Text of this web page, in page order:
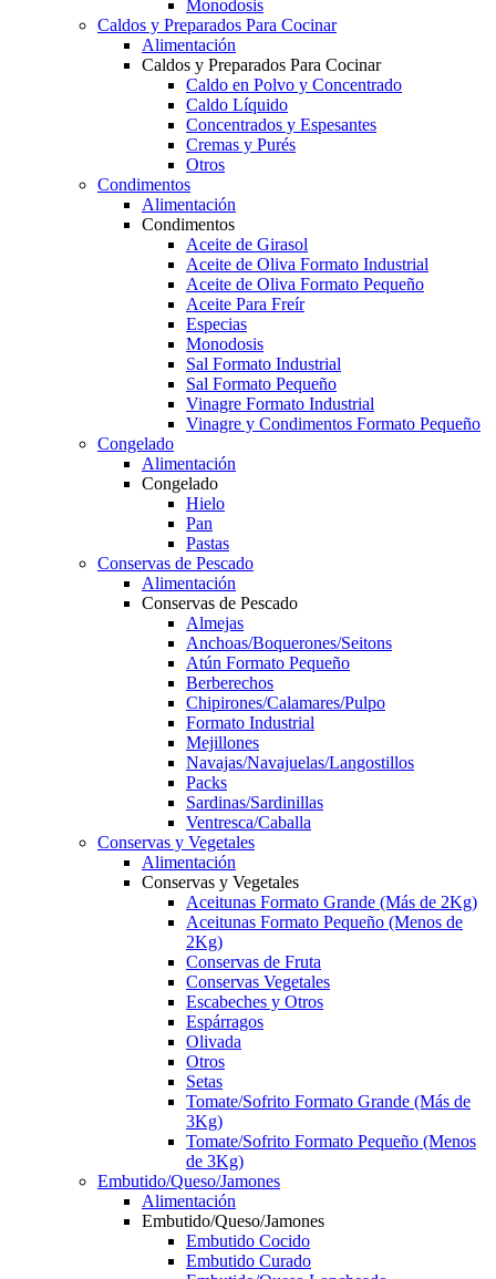
Monodosis
Caldos y Preparados Para Cocinar
Alimentación
Caldos y Preparados Para Cocinar
Caldo en Polvo y Concentrado
Caldo Líquido
Concentrados y Espesantes
Cremas y Purés
Otros
Condimentos
Alimentación
Condimentos
Aceite de Girasol
Aceite de Oliva Formato Industrial
Aceite de Oliva Formato Pequeño
Aceite Para Freír
Especias
Monodosis
Sal Formato Industrial
Sal Formato Pequeño
Vinagre Formato Industrial
Vinagre y Condimentos Formato Pequeño
Congelado
Alimentación
Congelado
Hielo
Pan
Pastas
Conservas de Pescado
Alimentación
Conservas de Pescado
Almejas
Anchoas/Boquerones/Seitons
Atún Formato Pequeño
Berberechos
Chipirones/Calamares/Pulpo
Formato Industrial
Mejillones
Navajas/Navajuelas/Langostillos
Packs
Sardinas/Sardinillas
Ventresca/Caballa
Conservas y Vegetales
Alimentación
Conservas y Vegetales
Aceitunas Formato Grande (Más de 2Kg)
Aceitunas Formato Pequeño (Menos de
2Kg)
Conservas de Fruta
Conservas Vegetales
Escabeches y Otros
Espárragos
Olivada
Otros
Setas
Tomate/Sofrito Formato Grande (Más de
3Kg)
Tomate/Sofrito Formato Pequeño (Menos
de 3Kg)
Embutido/Queso/Jamones
Alimentación
Embutido/Queso/Jamones
Embutido Cocido
Embutido Curado